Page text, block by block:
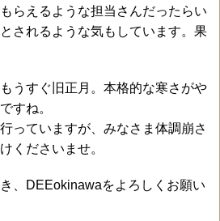
らえるような担当さんだったらい
されるような気もしています。果
うすぐ旧正月。本格的な寒さがや
すね。
っていますが、みなさま体調崩さ
くださいませ。
、DEEokinawaをよろしくお願い